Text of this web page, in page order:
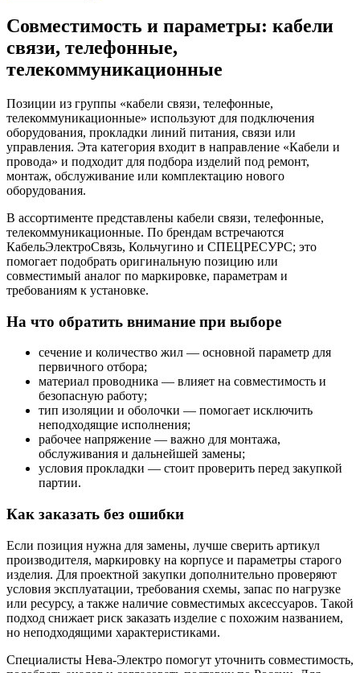
Совместимость и параметры: кабели
связи, телефонные,
телекоммуникационные
Позиции из группы «кабели связи, телефонные,
телекоммуникационные» используют для подключения
оборудования, прокладки линий питания, связи или
управления. Эта категория входит в направление «Кабели и
провода» и подходит для подбора изделий под ремонт,
монтаж, обслуживание или комплектацию нового
оборудования.
В ассортименте представлены кабели связи, телефонные,
телекоммуникационные. По брендам встречаются
КабельЭлектроСвязь, Кольчугино и СПЕЦРЕСУРС; это
помогает подобрать оригинальную позицию или
совместимый аналог по маркировке, параметрам и
требованиям к установке.
На что обратить внимание при выборе
сечение и количество жил — основной параметр для
первичного отбора;
материал проводника — влияет на совместимость и
безопасную работу;
тип изоляции и оболочки — помогает исключить
неподходящие исполнения;
рабочее напряжение — важно для монтажа,
обслуживания и дальнейшей замены;
условия прокладки — стоит проверить перед закупкой
партии.
Как заказать без ошибки
Если позиция нужна для замены, лучше сверить артикул
производителя, маркировку на корпусе и параметры старого
изделия. Для проектной закупки дополнительно проверяют
условия эксплуатации, требования схемы, запас по нагрузке
или ресурсу, а также наличие совместимых аксессуаров. Такой
подход снижает риск заказать изделие с похожим названием,
но неподходящими характеристиками.
Специалисты Нева-Электро помогут уточнить совместимость,